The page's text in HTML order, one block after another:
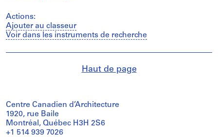
Actions:
Ajouter au classeur
Voir dans les instruments de recherche
Haut de page
Centre Canadien d’Architecture
1920, rue Baile
Montréal, Québec H3H 2S6
+1 514 939 7026